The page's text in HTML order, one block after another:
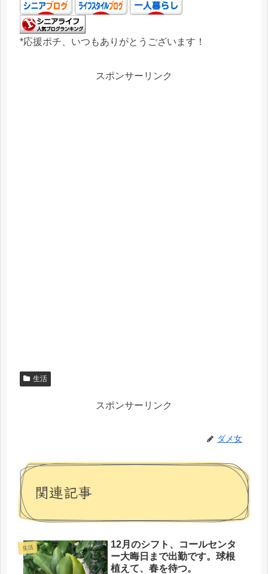
*応援ポチ、いつもありがとうございます！
スポンサーリンク
生活
スポンサーリンク
ダメ女
関連記事
生活
12月のシフト、コールセンタ
ー大晦日まで出勤です。球根
植えて、春を待つ。